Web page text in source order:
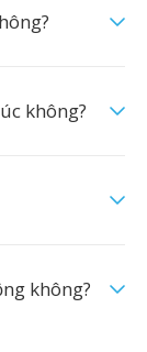
không?
không?